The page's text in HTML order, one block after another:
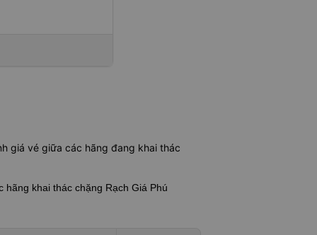
giá vé giữa các hãng đang khai thác
hãng khai thác chặng Rạch Giá Phú